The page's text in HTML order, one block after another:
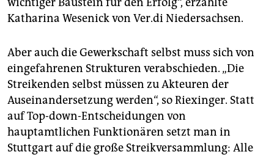
Katharina Wesenick von Ver.di Niedersachsen.
Aber auch die Gewerkschaft selbst muss sich von
eingefahrenen Strukturen verabschieden. „Die
Streikenden selbst müssen zu Akteuren der
Auseinandersetzung werden“, so Riexinger. Statt
auf Top-down-Entscheidungen von
hauptamtlichen Funktionären setzt man in
Stuttgart auf die große Streikversammlung: Alle